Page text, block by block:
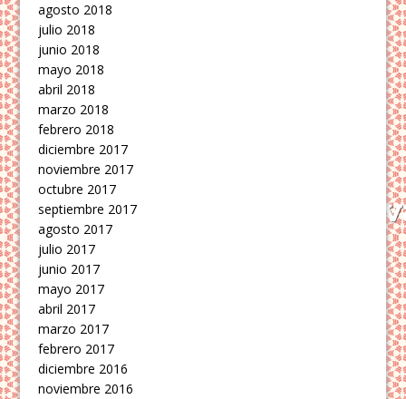
agosto 2018
julio 2018
junio 2018
mayo 2018
abril 2018
marzo 2018
febrero 2018
diciembre 2017
noviembre 2017
octubre 2017
septiembre 2017
agosto 2017
julio 2017
junio 2017
mayo 2017
abril 2017
marzo 2017
febrero 2017
diciembre 2016
noviembre 2016